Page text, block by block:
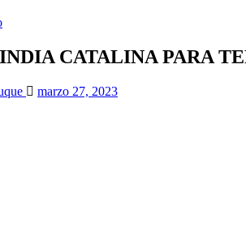
CATALINA PARA
marzo 27, 2023